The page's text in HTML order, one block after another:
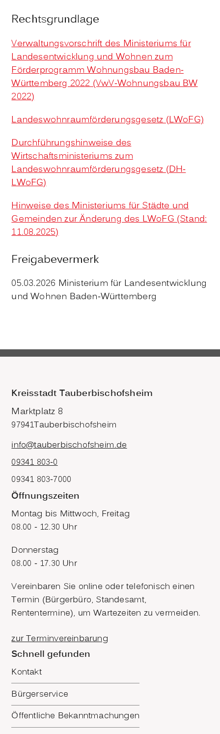
Rechtsgrundlage
Verwaltungsvorschrift des Ministeriums für
Landesentwicklung und Wohnen zum
Förderprogramm Wohnungsbau Baden-
Württemberg 2022 (VwV-Wohnungsbau BW
2022)
Landeswohnraumförderungsgesetz (LWoFG)
Durchführungshinweise des
Wirtschaftsministeriums zum
Landeswohnraumförderungsgesetz (DH-
LWoFG)
Hinweise des Ministeriums für Städte und
Gemeinden zur Änderung des LWoFG (Stand:
11.08.2025)
Freigabevermerk
05.03.2026 Ministerium für Landesentwicklung
und Wohnen Baden-Württemberg
Kreisstadt Tauberbischofsheim
Marktplatz 8
97941Tauberbischofsheim
info@tauberbischofsheim.de
09341 803-0
09341 803-7000
Öffnungszeiten
Montag bis Mittwoch, Freitag
08.00 - 12.30 Uhr
Donnerstag
08.00 - 17.30 Uhr
Vereinbaren Sie online oder telefonisch einen
Termin (Bürgerbüro, Standesamt,
Rententermine), um Wartezeiten zu vermeiden.
zur Terminvereinbarung
Schnell gefunden
Kontakt
Bürgerservice
Öffentliche Bekanntmachungen